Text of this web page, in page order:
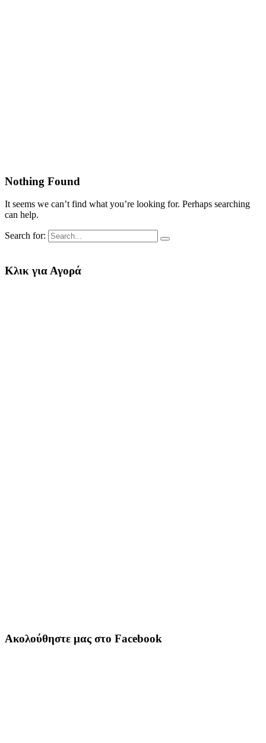
Nothing Found
It seems we can’t find what you’re looking for. Perhaps searching
can help.
Search for:
Κλικ για Αγορά
Ακολούθηστε μας στο Facebook